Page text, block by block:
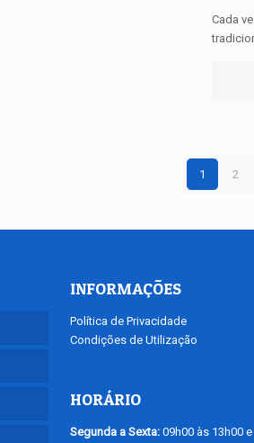
Cada
1 2
INFORMAÇÕES
Política de Privacidade
Condições de Utilização
HORÁRIO
Segunda a Sexta: 09h00 às 13h00